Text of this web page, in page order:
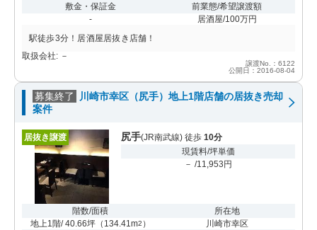
敷金・保証金
-
前業態/希望譲渡額
居酒屋/100万円
駅徒歩3分！居酒屋居抜き店舗！
取扱会社: －
譲渡No.：6122
公開日：2016-08-04
募集終了
川崎市幸区（尻手）地上1階店舗の居抜き売却
案件
居抜き譲渡 尻手(JR南武線) 徒歩 10分
現賃料/坪単価
－ /11,953円
階数/面積
地上1階/ 40.66坪（ 134.41m2 ）
所在地
川崎市幸区